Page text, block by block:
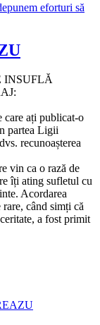
eforturi să
INSUFLĂ
ați publicat-o
partea Ligii
recunoașterea
vin ca o rază de
îți ating sufletul cu
Acordarea
când simți că
a fost primit